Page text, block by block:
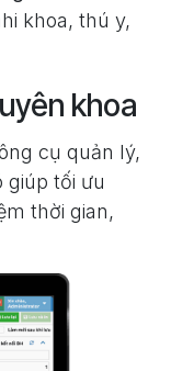
khoa, thú y,
khoa
cụ quản lý,
giúp tối ưu
thời gian,